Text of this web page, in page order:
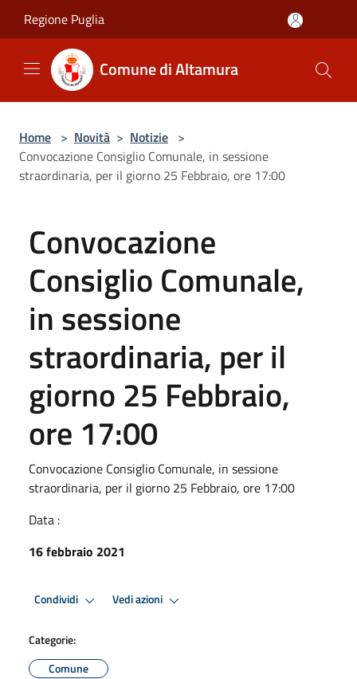
Regione Puglia
Comune di Altamura
Home > Novità > Notizie >
Convocazione Consiglio Comunale, in sessione
straordinaria, per il giorno 25 Febbraio, ore 17:00
Convocazione
Consiglio Comunale,
in sessione
straordinaria, per il
giorno 25 Febbraio,
ore 17:00
Convocazione Consiglio Comunale, in sessione
straordinaria, per il giorno 25 Febbraio, ore 17:00
Data :
16 febbraio 2021
Condividi Vedi azioni
Categorie:
Comune